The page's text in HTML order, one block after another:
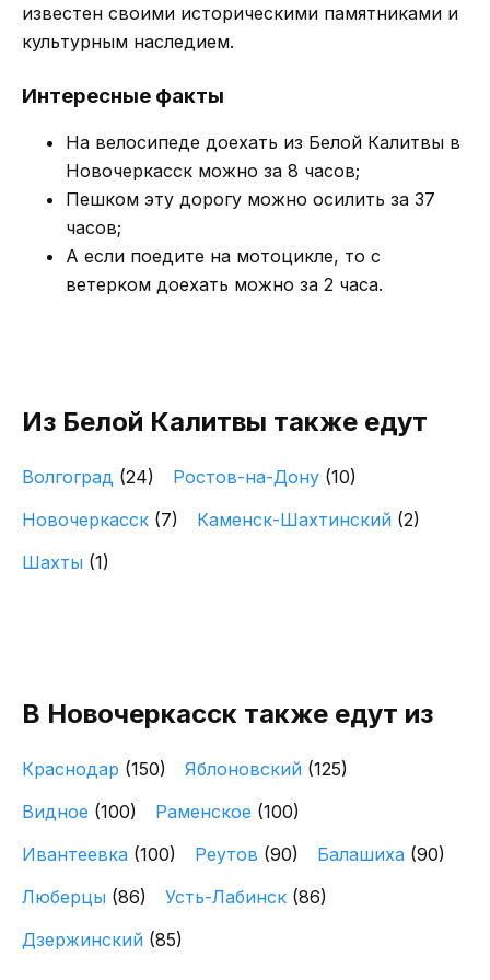
известен своими историческими памятниками и
культурным наследием.
Интересные факты
На велосипеде доехать из Белой Калитвы в
Новочеркасск можно за 8 часов;
Пешком эту дорогу можно осилить за 37
часов;
А если поедите на мотоцикле, то с
ветерком доехать можно за 2 часа.
Из Белой Калитвы также едут
Волгоград (24) Ростов-на-Дону (10)
Новочеркасск (7) Каменск-Шахтинский (2)
Шахты (1)
В Новочеркасск также едут из
Краснодар (150) Яблоновский (125)
Видное (100) Раменское (100)
Ивантеевка (100) Реутов (90) Балашиха (90)
Люберцы (86) Усть-Лабинск (86)
Дзержинский (85)